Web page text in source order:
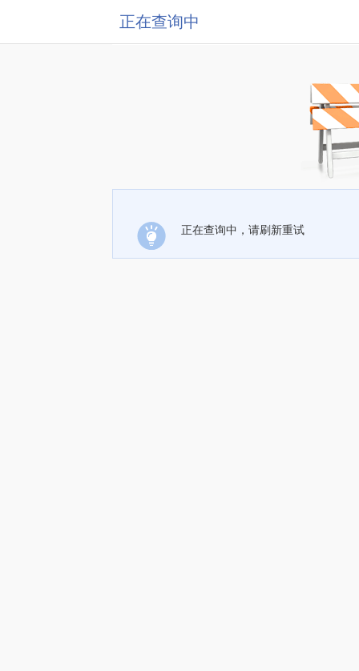
正在查询中
正在查询中，请刷新重试